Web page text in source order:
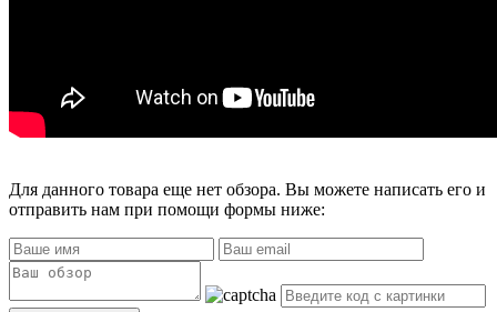
Для данного товара еще нет обзора. Вы можете написать его и
отправить нам при помощи формы ниже: